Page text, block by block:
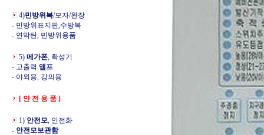
4)민방위복/모자/완장
- 민방위표지판,수방복
- 연막탄, 민방위용품
5) 메가폰, 확성기
- 고출력 앰프
- 야외용, 강의용
[ 안 전 용 품 ]
1) 안전모, 안전화
- 안전모보관함